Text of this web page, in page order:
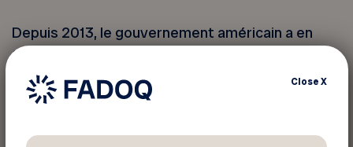
Depuis 2013, le gouvernement américain a en
effet continué à resserrer ses règles en matière
d’évasion fiscale. Si vous n’avez pas rempli le
formulaire 8840 par les années passées, il existe
en consultant un spécialiste de la fiscalité.
CloseX